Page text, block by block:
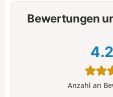
Bewertungen
4.2
Anzahl an